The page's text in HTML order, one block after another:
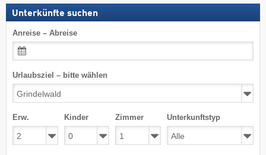
Unterkünfte suchen
Anreise – Abreise
Urlaubsziel – bitte wählen
Erw. Kinder Zimmer Unterkunftstyp